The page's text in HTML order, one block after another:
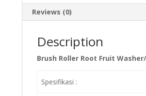
Reviews (0)
Description
Brush Roller Root Fruit
Spesifikasi :